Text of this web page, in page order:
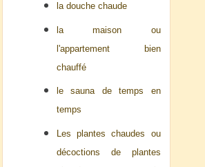
la douche chaude
la maison ou
l'appartement bien
chauffé
le sauna de temps en
temps
Les plantes chaudes ou
décoctions de plantes